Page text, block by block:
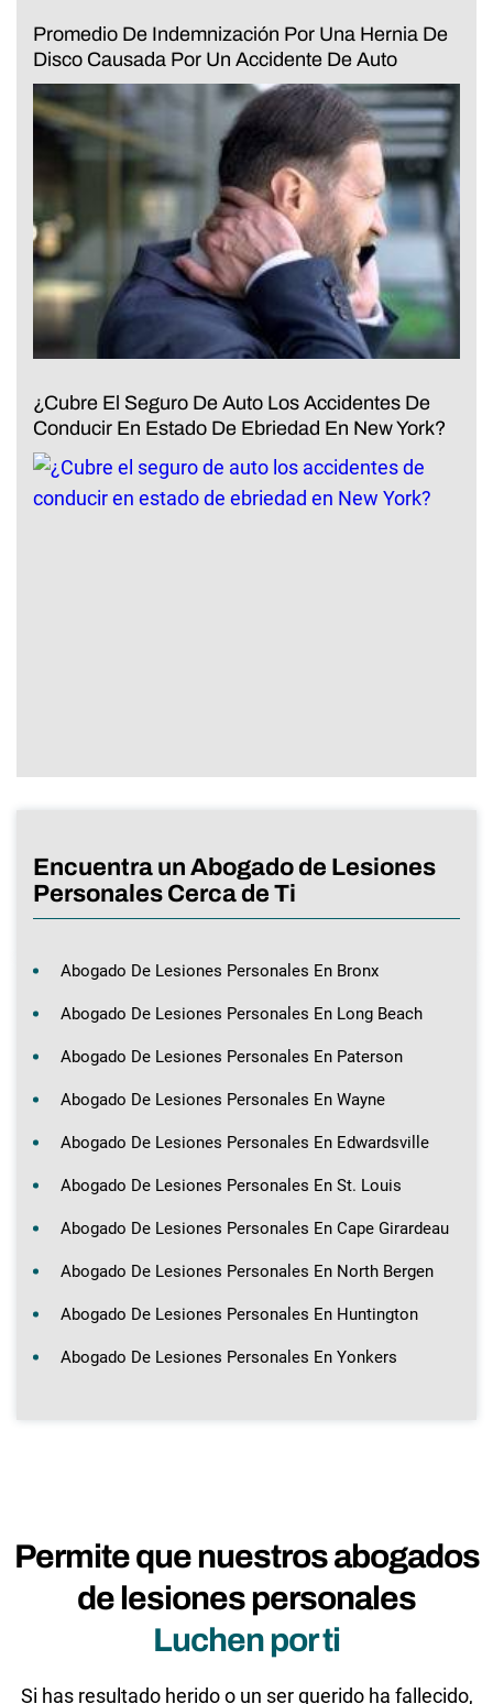
Promedio De Indemnización Por Una Hernia De
Disco Causada Por Un Accidente De Auto
¿Cubre El Seguro De Auto Los Accidentes De
Conducir En Estado De Ebriedad En New York?
Encuentra un Abogado de Lesiones
Personales Cerca de Ti
Abogado De Lesiones Personales En Bronx
Abogado De Lesiones Personales En Long Beach
Abogado De Lesiones Personales En Paterson
Abogado De Lesiones Personales En Wayne
Abogado De Lesiones Personales En Edwardsville
Abogado De Lesiones Personales En St. Louis
Abogado De Lesiones Personales En Cape Girardeau
Abogado De Lesiones Personales En North Bergen
Abogado De Lesiones Personales En Huntington
Abogado De Lesiones Personales En Yonkers
Permite que nuestros abogados
de lesiones personales
Luchen por ti
Si has resultado herido o un ser querido ha fallecido,